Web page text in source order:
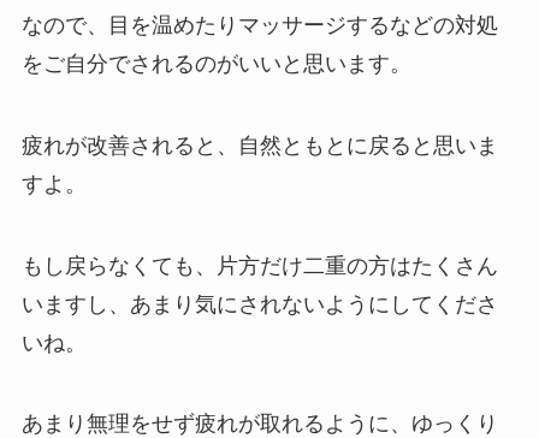
なので、目を温めたりマッサージするなどの対処
をご自分でされるのがいいと思います。
疲れが改善されると、自然ともとに戻ると思いま
すよ。
もし戻らなくても、片方だけ二重の方はたくさん
いますし、あまり気にされないようにしてくださ
いね。
あまり無理をせず疲れが取れるように、ゆっくり